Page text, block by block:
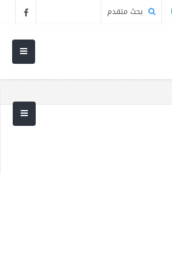
بحث متقدم